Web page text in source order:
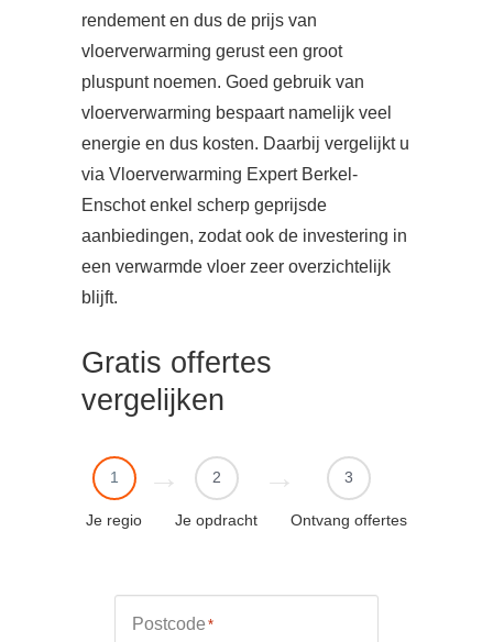
rendement en dus de prijs van
vloerverwarming gerust een groot
pluspunt noemen. Goed gebruik van
vloerverwarming bespaart namelijk veel
energie en dus kosten. Daarbij vergelijkt u
via Vloerverwarming Expert Berkel-
Enschot enkel scherp geprijsde
aanbiedingen, zodat ook de investering in
een verwarmde vloer zeer overzichtelijk
blijft.
Gratis offertes
vergelijken
1
Je regio
2
Je opdracht
3
Ontvang offertes
Postcode *